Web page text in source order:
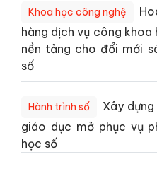
Khoa học công nghệ
hàng dịch vụ công
nền tảng cho đổi mới
số
Hành trình số
Xây
giáo dục mở phục vụ
học số